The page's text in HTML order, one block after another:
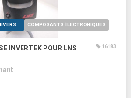
ACCESSOIRES-OUTILLAGE UNIVERSELS COMPOSANTS ÉLECTRONIQUES
INVERTEK POUR LNS
16183